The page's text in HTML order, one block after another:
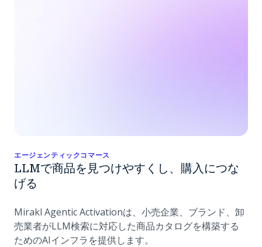
エージェンティックコマース
LLMで商品を見つけやすくし、購入につな
げる
Mirakl Agentic Activationは、小売企業、ブランド、卸
売業者がLLM検索に対応した商品カタログを構築する
ためのAIインフラを提供します。